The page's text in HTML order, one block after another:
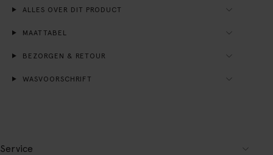
ALLES OVER DIT PRODUCT
MAATTABEL
BEZORGEN & RETOUR
WASVOORSCHRIFT
Service